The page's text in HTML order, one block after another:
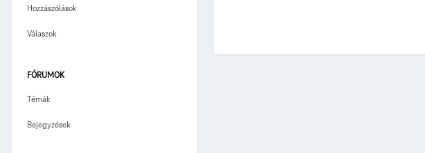
Hozzászólások
Válaszok
FÓRUMOK
Témák
Bejegyzések